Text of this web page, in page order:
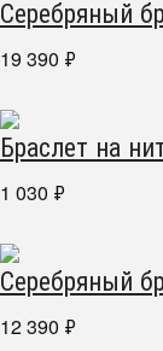
Серебряный
19 390 ₽
Браслет на
1 030 ₽
Серебряный
12 390 ₽